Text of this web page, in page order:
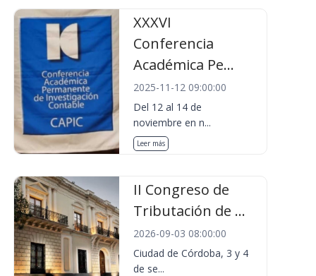
XXXVI
Conferencia
Académica Pe...
2025-11-12 09:00:00
Del 12 al 14 de
noviembre en n...
Leer más
II Congreso de
Tributación de ...
2026-09-03 08:00:00
Ciudad de Córdoba, 3 y 4
de se...